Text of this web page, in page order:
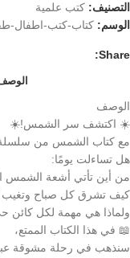
التصنيف: كتب علمية
الوسم: كتاب-كتب-
Share:
الوصف
☀️ اكتشف سر الشمس!☀️
مع كتاب الشمس من سلسلة
هل تساءلت يومًا:
من أين تأتي أشعة الشمس
كيف تشرق كل صباح
ولماذا هي مهمة لكل
📖 في هذا الكتاب الممتع،
سنذهب في رحلة مشوقة